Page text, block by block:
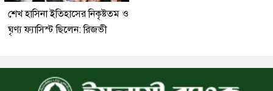
শেখ হাসিনা ইতিহাসের নিকৃষ্টতম ও
ঘৃণ্য ফ্যাসিস্ট ছিলেন: রিজভী